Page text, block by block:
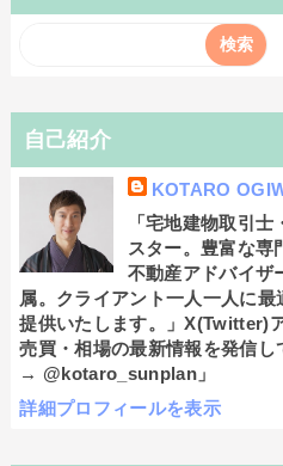
自己紹介
KOTARO
「宅地建物取引
スター。豊富な専
不動産アドバイザ
属。クライアント一人一人に
提供いたします。」X(Twitter)
売買・相場の最新情報を発信
→ @kotaro_sunplan」
詳細プロフィールを表示